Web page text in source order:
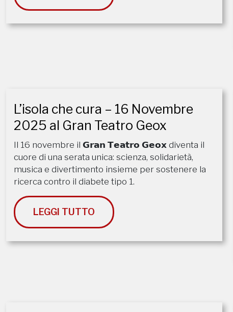
L’isola che cura – 16 Novembre
2025 al Gran Teatro Geox
Il 16 novembre il 𝗚𝗿𝗮𝗻 𝗧𝗲𝗮𝘁𝗿𝗼 𝗚𝗲𝗼𝘅 diventa il
cuore di una serata unica: scienza, solidarietà,
musica e divertimento insieme per sostenere la
ricerca contro il diabete tipo 1.
LEGGI TUTTO